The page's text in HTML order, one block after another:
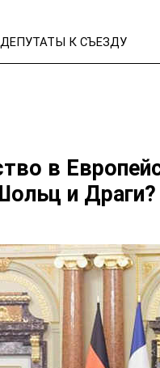
ДЕПУТАТЫ К СЪЕЗДУ
в
и